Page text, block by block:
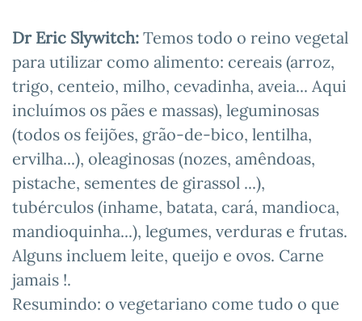
Dr Eric Slywitch: Temos todo o reino vegetal
para utilizar como alimento: cereais (arroz,
trigo, centeio, milho, cevadinha, aveia... Aqui
incluímos os pães e massas), leguminosas
(todos os feijões, grão-de-bico, lentilha,
ervilha...), oleaginosas (nozes, amêndoas,
pistache, sementes de girassol ...),
tubérculos (inhame, batata, cará, mandioca,
mandioquinha...), legumes, verduras e frutas.
Alguns incluem leite, queijo e ovos. Carne
jamais !.
Resumindo: o vegetariano come tudo o que